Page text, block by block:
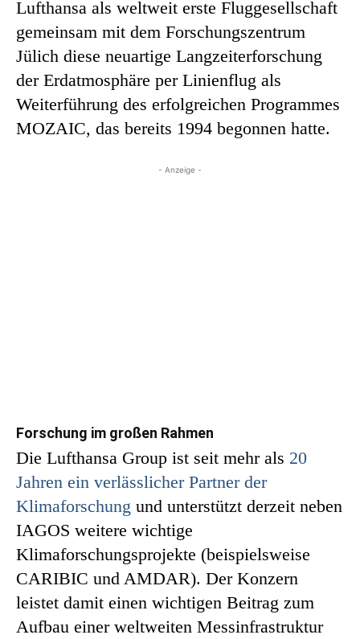
Lufthansa als weltweit erste Fluggesellschaft
gemeinsam mit dem Forschungszentrum
Jülich diese neuartige Langzeiterforschung
der Erdatmosphäre per Linienflug als
Weiterführung des erfolgreichen Programmes
MOZAIC, das bereits 1994 begonnen hatte.
- Anzeige -
Forschung im großen Rahmen
Die Lufthansa Group ist seit mehr als 20
Jahren ein verlässlicher Partner der
Klimaforschung und unterstützt derzeit neben
IAGOS weitere wichtige
Klimaforschungsprojekte (beispielsweise
CARIBIC und AMDAR). Der Konzern
leistet damit einen wichtigen Beitrag zum
Aufbau einer weltweiten Messinfrastruktur